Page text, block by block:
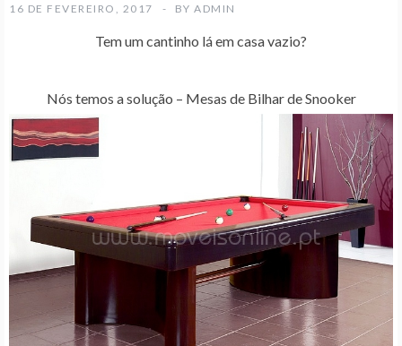
16 DE FEVEREIRO, 2017 BY ADMIN
Tem um cantinho lá em casa vazio?
Nós temos a solução – Mesas de Bilhar de Snooker